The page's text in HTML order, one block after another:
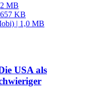
MB
KB
| 1,0 MB
USA als